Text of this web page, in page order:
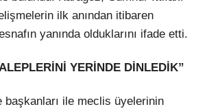
ilk anından itibaren
yanında olduklarını ifade etti.
YERİNDE DİNLEDİK”
başkanları ile meclis üyelerinin